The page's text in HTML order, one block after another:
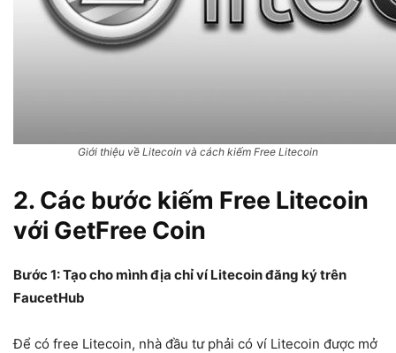
Giới thiệu về Litecoin và cách kiếm Free Litecoin
2. Các bước kiếm Free Litecoin
với GetFree Coin
Bước 1: Tạo cho mình địa chỉ ví Litecoin đăng ký trên
FaucetHub
Để có free Litecoin, nhà đầu tư phải có ví Litecoin được mở